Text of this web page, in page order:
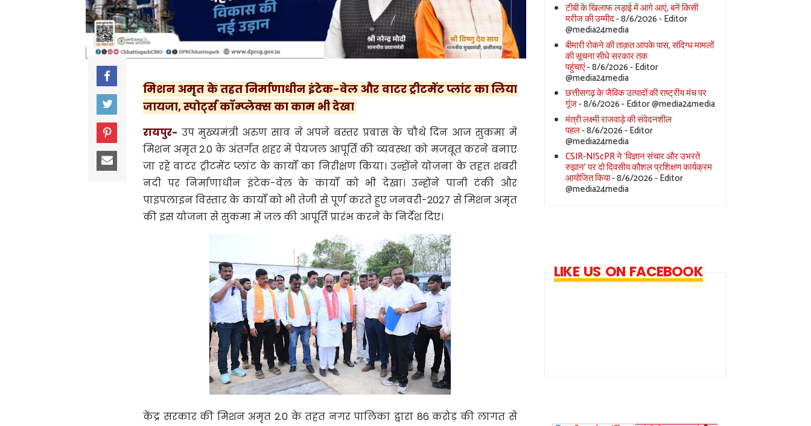
मिशन अमृत के तहत निर्माणाधीन इंटेक-वेल और वाटर ट्रीटमेंट प्लांट का लिया
जायजा, स्पोर्ट्स कॉम्प्लेक्स का काम भी देखा
रायपुर- उप मुख्यमंत्री अरुण साव ने अपने बस्तर प्रवास के चौथे दिन आज सुकमा में
मिशन अमृत 2.0 के अंतर्गत शहर में पेयजल आपूर्ति की व्यवस्था को मजबूत करने बनाए
जा रहे वाटर ट्रीटमेंट प्लांट के कार्यों का निरीक्षण किया। उन्होंने योजना के तहत शबरी
नदी पर निर्माणाधीन इंटेक-वेल के कार्यों को भी देखा। उन्होंने पानी टंकी और
पाइपलाइन विस्तार के कार्यों को भी तेजी से पूर्ण करते हुए जनवरी-2027 से मिशन अमृत
की इस योजना से सुकमा में जल की आपूर्ति प्रारंभ करने के निर्देश दिए।
केंद्र सरकार की मिशन अमृत 2.0 के तहत नगर पालिका द्वारा 86 करोड़ की लागत से
टीबी के खिलाफ लड़ाई में आगे आएं, बनें किसी
मरीज की उम्मीद- 8/6/2026- Editor
@media24media
बीमारी रोकने की ताक़त आपके पास, संदिग्ध मामलों
की सूचना सीधे सरकार तक
पहुंचाएं- 8/6/2026- Editor
@media24media
छत्तीसगढ़ के जैविक उत्पादों की राष्ट्रीय मंच पर
गूंज- 8/6/2026- Editor @media24media
मंत्री लक्ष्मी राजवाड़े की संवेदनशील
पहल- 8/6/2026- Editor
@media24media
CSIR-NIScPR ने ‘विज्ञान संचार और उभरते
रुझान’ पर दो दिवसीय कौशल प्रशिक्षण कार्यक्रम
आयोजित किया- 8/6/2026- Editor
@media24media
LIKE US ON FACEBOOK